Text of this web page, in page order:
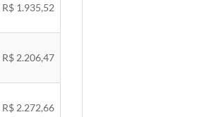
R$ 1.935,52
R$ 2.206,47
R$ 2.272,66